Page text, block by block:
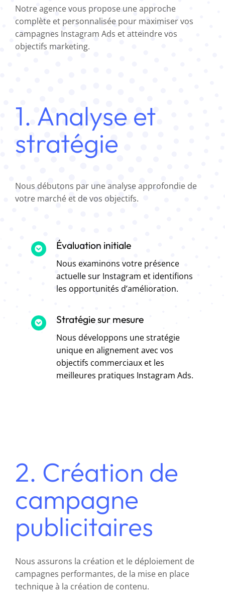
Notre agence vous propose une approche
complète et personnalisée pour maximiser vos
campagnes Instagram Ads et atteindre vos
objectifs marketing.
1. Analyse et
stratégie
Nous débutons par une analyse approfondie de
votre marché et de vos objectifs.
Évaluation initiale
Nous examinons votre présence
actuelle sur Instagram et identifions
les opportunités d’amélioration.
Stratégie sur mesure
Nous développons une stratégie
unique en alignement avec vos
objectifs commerciaux et les
meilleures pratiques Instagram Ads.
2. Création de
campagne
publicitaires
Nous assurons la création et le déploiement de
campagnes performantes, de la mise en place
technique à la création de contenu.